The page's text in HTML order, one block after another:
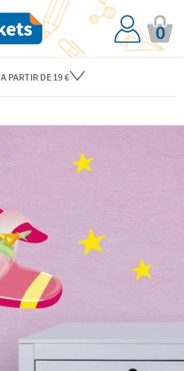
0
A PARTIR DE 19 €